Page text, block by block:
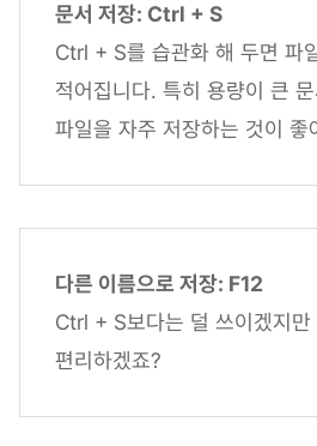
문서 저장: Ctrl + S
Ctrl + S를 습관화 해 두면 파
적어집니다. 특히 용량이 큰
파일을 자주 저장하는 것이 좋
다른 이름으로 저장: F12
Ctrl + S보다는 덜 쓰이겠지만
편리하겠죠?